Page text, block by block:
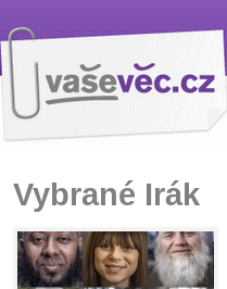
Vybrané Irák